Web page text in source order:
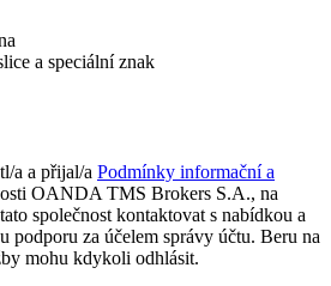
a speciální znak
a a přijal/a Podmínky informační a
OANDA TMS Brokers S.A., na
společnost kontaktovat s nabídkou a
podporu za účelem správy účtu. Beru na
mohu kdykoli odhlásit.